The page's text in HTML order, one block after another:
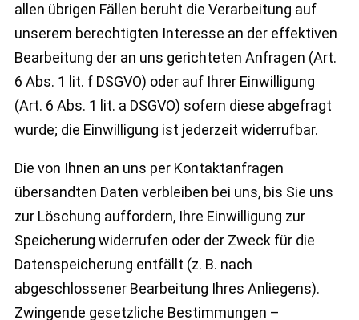
allen übrigen Fällen beruht die Verarbeitung auf
unserem berechtigten Interesse an der effektiven
Bearbeitung der an uns gerichteten Anfragen (Art.
6 Abs. 1 lit. f DSGVO) oder auf Ihrer Einwilligung
(Art. 6 Abs. 1 lit. a DSGVO) sofern diese abgefragt
wurde; die Einwilligung ist jederzeit widerrufbar.
Die von Ihnen an uns per Kontaktanfragen
übersandten Daten verbleiben bei uns, bis Sie uns
zur Löschung auffordern, Ihre Einwilligung zur
Speicherung widerrufen oder der Zweck für die
Datenspeicherung entfällt (z. B. nach
abgeschlossener Bearbeitung Ihres Anliegens).
Zwingende gesetzliche Bestimmungen –